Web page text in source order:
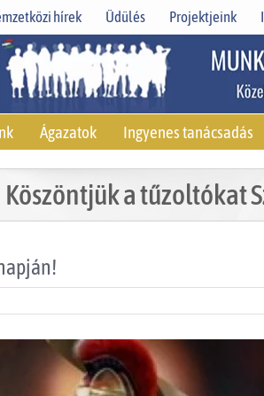
hírek Üdülés Projektjeink
Ágazatok Ingyenes tanácsadás
Köszöntjük a tűzoltókat